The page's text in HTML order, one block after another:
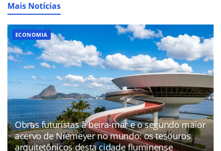
Mais Notícias
ECONOMIA
Obras futuristas à beira-mar e o segundo maior
acervo de Niemeyer no mundo: os tesouros
arquitetônicos desta cidade fluminense